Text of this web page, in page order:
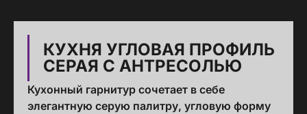
КУХНЯ УГЛОВАЯ ПРОФИЛЬ
СЕРАЯ С АНТРЕСОЛЬЮ
Кухонный гарнитур сочетает в себе
элегантную серую палитру, угловую форму